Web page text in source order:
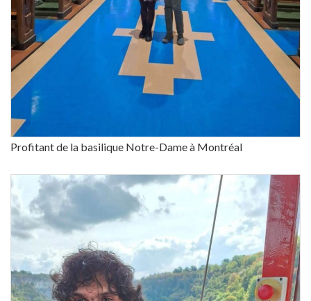
Profitant de la basilique Notre-Dame à Montréal